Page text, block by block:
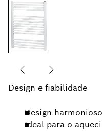
Design e fiabilidade
Design harmonioso
Ideal para o